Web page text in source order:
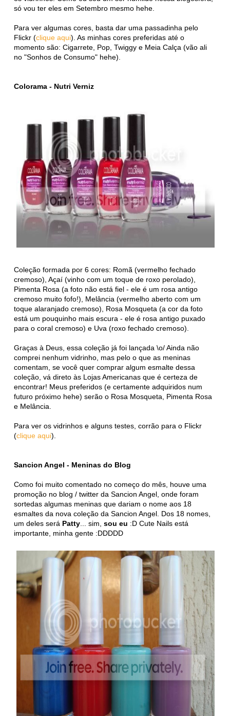
só vou ter eles em Setembro mesmo hehe.
Para ver algumas cores, basta dar uma passadinha pelo
Flickr (clique aqui). As minhas cores preferidas até o
momento são: Cigarrete, Pop, Twiggy e Meia Calça (vão ali
no "Sonhos de Consumo" hehe).
Colorama - Nutri Verniz
Coleção formada por 6 cores: Romã (vermelho fechado
cremoso), Açaí (vinho com um toque de roxo perolado),
Pimenta Rosa (a foto não está fiel - ele é um rosa antigo
cremoso muito fofo!), Melância (vermelho aberto com um
toque alaranjado cremoso), Rosa Mosqueta (a cor da foto
está um pouquinho mais escura - ele é rosa antigo puxado
para o coral cremoso) e Uva (roxo fechado cremoso).
Graças à Deus, essa coleção já foi lançada \o/ Ainda não
comprei nenhum vidrinho, mas pelo o que as meninas
comentam, se você quer comprar algum esmalte dessa
coleção, vá direto às Lojas Americanas que é certeza de
encontrar! Meus preferidos (e certamente adquiridos num
futuro próximo hehe) serão o Rosa Mosqueta, Pimenta Rosa
e Melância.
Para ver os vidrinhos e alguns testes, corrão para o Flickr
(clique aqui).
Sancion Angel - Meninas do Blog
Como foi muito comentado no começo do mês, houve uma
promoção no blog / twitter da Sancion Angel, onde foram
sortedas algumas meninas que dariam o nome aos 18
esmaltes da nova coleção da Sancion Angel. Dos 18 nomes,
um deles será Patty ... sim,sou eu :D Cute Nails está
importante, minha gente :DDDDD